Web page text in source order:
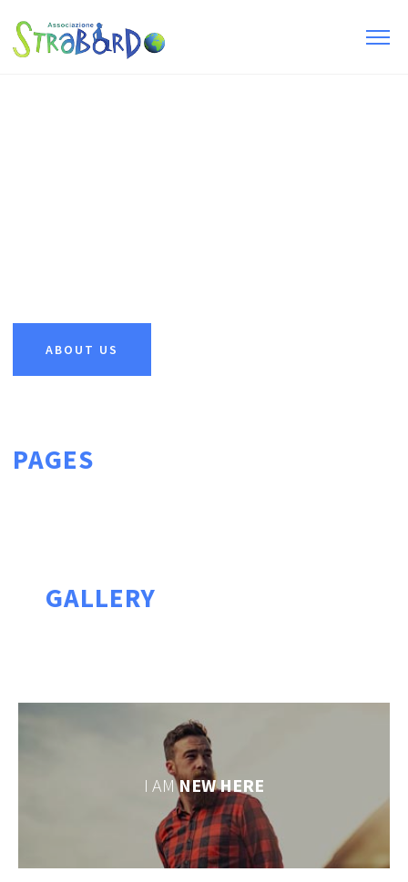
ABOUT US
PAGES
GALLERY
I AMNEW HERE